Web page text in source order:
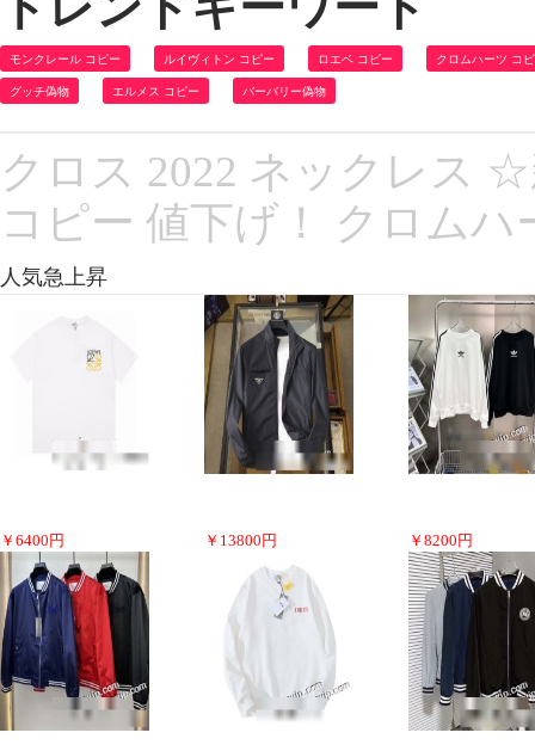
モンクレール コピー ルイヴィトン コピー ロエベ コピー クロムハーツ コ
グッチ偽物 エルメス コピー バーバリー偽物
クロス 2022 ネックレス
コピー 値下げ！ クロムハ
人気急上昇
￥ 6400 円 ￥ 13800 円 ￥ 8200 円